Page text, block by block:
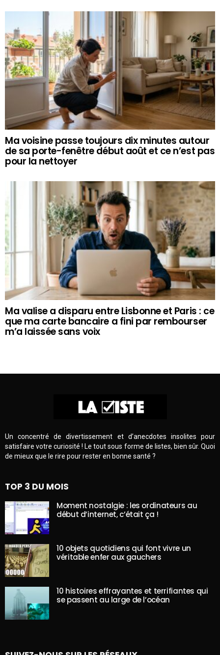
Ma voisine passe toujours dix minutes autour
de sa porte-fenêtre début août et ce n’est pas
pour la nettoyer
Ma valise a disparu entre Lisbonne et Paris : ce
que ma carte bancaire a fini par rembourser
m’a laissée sans voix
Un concentré de divertissement et d’anecdotes insolites pour
satisfaire votre curiosité ! Le tout sous forme de listes, bien sûr. Quoi
de mieux que le rire pour rester en bonne santé ?
TOP 3 DU MOIS
Moment nostalgie : les ordinateurs au
début d’internet, c’était ça !
10 objets quotidiens qui font vivre un
véritable enfer aux gauchers
10 histoires effrayantes et terrifiantes qui
se passent au large de l’océan